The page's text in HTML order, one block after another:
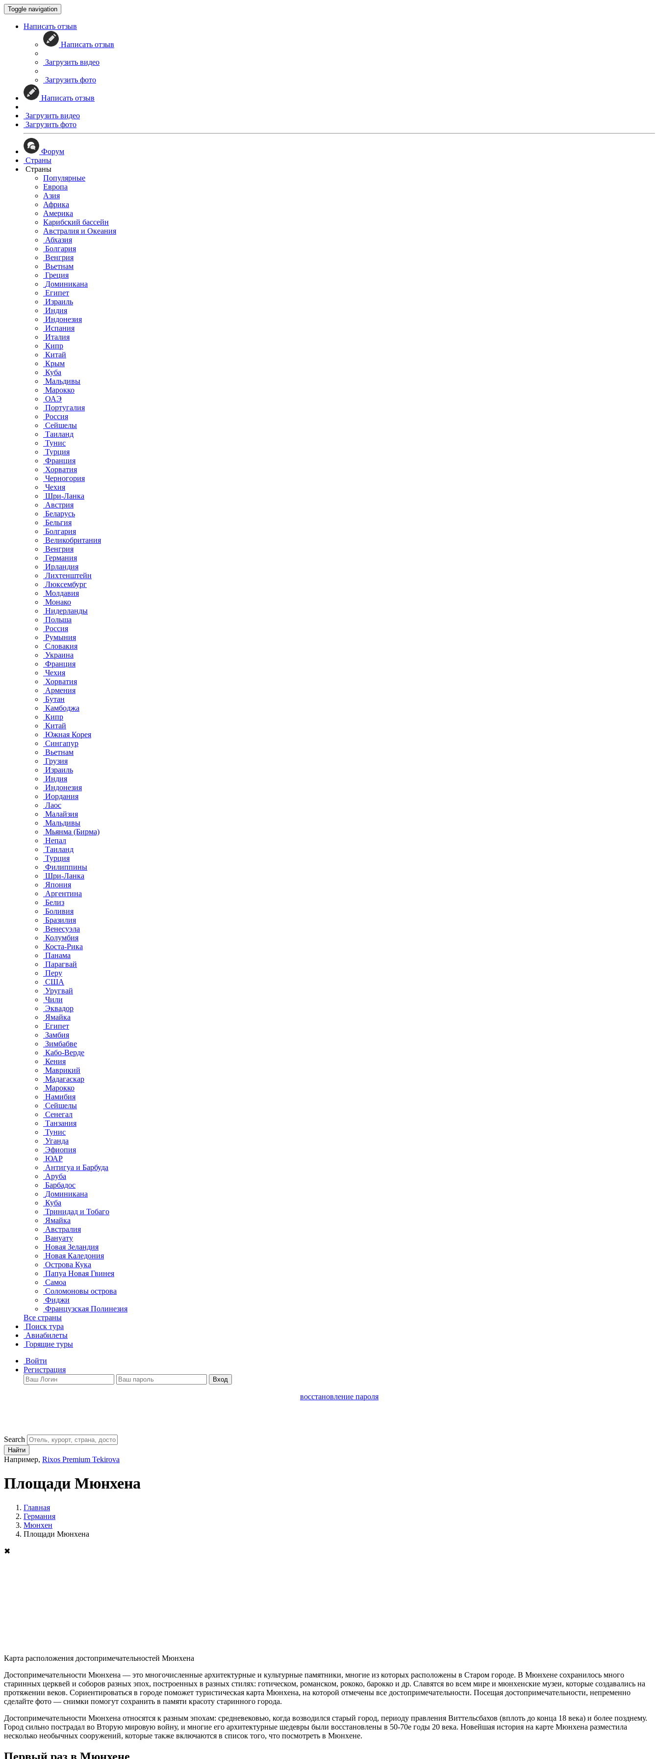
Toggle navigation
Написать отзыв
Написать отзыв
Загрузить видео
Загрузить фото
Написать отзыв
Загрузить видео
Загрузить фото
Форум
Страны
Страны
Популярные
Европа
Азия
Африка
Америка
Карибский бассейн
Австралия и Океания
Абхазия
Болгария
Венгрия
Вьетнам
Греция
Доминикана
Египет
Израиль
Индия
Индонезия
Испания
Италия
Кипр
Китай
Крым
Куба
Мальдивы
Марокко
ОАЭ
Португалия
Россия
Сейшелы
Таиланд
Тунис
Турция
Франция
Хорватия
Черногория
Чехия
Шри-Ланка
Австрия
Беларусь
Бельгия
Болгария
Великобритания
Венгрия
Германия
Ирландия
Лихтенштейн
Люксембург
Молдавия
Монако
Нидерланды
Польша
Россия
Румыния
Словакия
Украина
Франция
Чехия
Хорватия
Армения
Бутан
Камбоджа
Кипр
Китай
Южная Корея
Сингапур
Вьетнам
Грузия
Израиль
Индия
Индонезия
Иордания
Лаос
Малайзия
Мальдивы
Мьянма (Бирма)
Непал
Таиланд
Турция
Филиппины
Шри-Ланка
Япония
Аргентина
Белиз
Боливия
Бразилия
Венесуэла
Колумбия
Коста-Рика
Панама
Парагвай
Перу
США
Уругвай
Чили
Эквадор
Ямайка
Египет
Замбия
Зимбабве
Кабо-Верде
Кения
Маврикий
Мадагаскар
Марокко
Намибия
Сейшелы
Сенегал
Танзания
Тунис
Уганда
Эфиопия
ЮАР
Антигуа и Барбуда
Аруба
Барбадос
Доминикана
Куба
Тринидад и Тобаго
Ямайка
Австралия
Вануату
Новая Зеландия
Новая Каледония
Острова Кука
Папуа Новая Гвинея
Самоа
Соломоновы острова
Фиджи
Французская Полинезия
Все страны
Поиск тура
Авиабилеты
Горящие туры
Войти
Регистрация
Вход
восстановление пароля
Search
Найти
Например, Rixos Premium Tekirova
Площади Мюнхена
Главная
Германия
Мюнхен
Площади Мюнхена
✖
Карта расположения достопримечательностей Мюнхена
Достопримечательности Мюнхена — это многочисленные архитектурные и культурные памятники, многие из которых расположены в Старом городе. В Мюнхене сохранилось много
старинных церквей и соборов разных эпох, построенных в разных стилях: готическом, романском, рококо, барокко и др. Славятся во всем мире и мюнхенские музеи, которые создавались на
протяжении веков. Сориентироваться в городе поможет туристическая карта Мюнхена, на которой отмечены все достопримечательности. Посещая достопримечательности, непременно
сделайте фото — снимки помогут сохранить в памяти красоту старинного города.
Достопримечательности Мюнхена относятся к разным эпохам: средневековью, когда возводился старый город, периоду правления Виттельсбахов (вплоть до конца 18 века) и более позднему.
Город сильно пострадал во Вторую мировую войну, и многие его архитектурные шедевры были восстановлены в 50-70е годы 20 века. Новейшая история на карте Мюнхена разместила
несколько необычных сооружений, которые также включаются в список того, что посмотреть в Мюнхене.
Первый раз в Мюнхене